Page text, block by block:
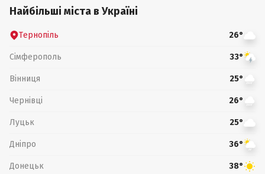
Найбільші міста в Україні
Тернопіль 26°
Сімферополь 33°
Вінниця 25°
Чернівці 26°
Луцьк 25°
Дніпро 36°
Донецьк 38°